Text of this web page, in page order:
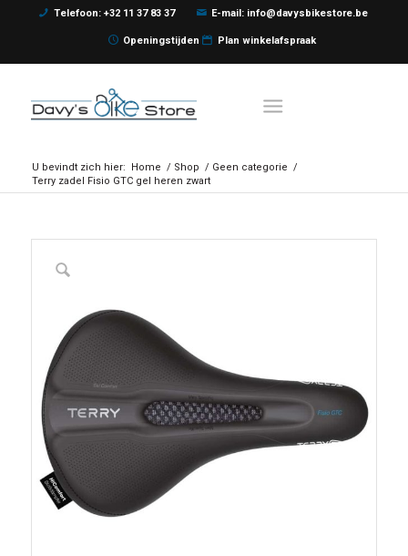
Telefoon: +32 11 37 83 37 E-mail: info@davysbikestore.be
Openingstijden Plan winkelafspraak
U bevindt zich hier: Home / Shop / Geen categorie /
Terry zadel Fisio GTC gel heren zwart